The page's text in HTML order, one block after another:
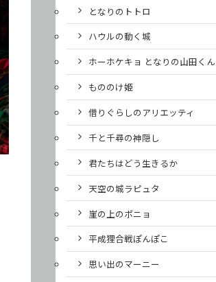
となりのトトロ
ハウルの動く城
ホーホケキョ となりの山田くん
もののけ姫
借りぐらしのアリエッティ
千と千尋の神隠し
君たちはどう生きるか
天空の城ラピュタ
崖の上のポニョ
平成狸合戦ぽんぽこ
思い出のマーニー